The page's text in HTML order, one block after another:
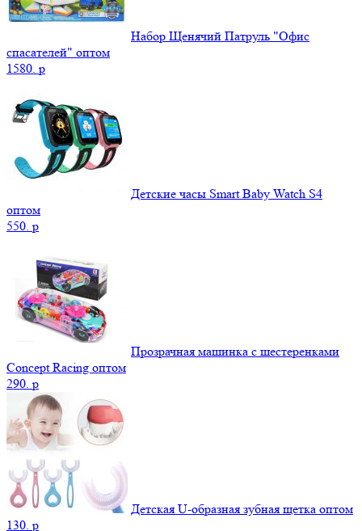
Набор Щенячий Патруль "Офис
спасателей" оптом
1580. p
Детские часы Smart Baby Watch S4
оптом
550. p
Прозрачная машинка с шестеренками
Concept Racing оптом
290. p
Детская U-образная зубная щетка оптом
130. p